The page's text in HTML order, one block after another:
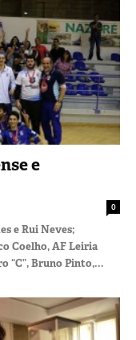
e
0
e Rui Neves;
Coelho, AF Leiria
Bruno Pinto,...